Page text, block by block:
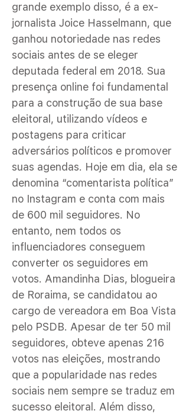
grande exemplo disso, é a ex-
jornalista Joice Hasselmann, que
ganhou notoriedade nas redes
sociais antes de se eleger
deputada federal em 2018. Sua
presença online foi fundamental
para a construção de sua base
eleitoral, utilizando vídeos e
postagens para criticar
adversários políticos e promover
suas agendas. Hoje em dia, ela se
denomina “comentarista política”
no Instagram e conta com mais
de 600 mil seguidores. No
entanto, nem todos os
influenciadores conseguem
converter os seguidores em
votos. Amandinha Dias, blogueira
de Roraima, se candidatou ao
cargo de vereadora em Boa Vista
pelo PSDB. Apesar de ter 50 mil
seguidores, obteve apenas 216
votos nas eleições, mostrando
que a popularidade nas redes
sociais nem sempre se traduz em
sucesso eleitoral. Além disso,